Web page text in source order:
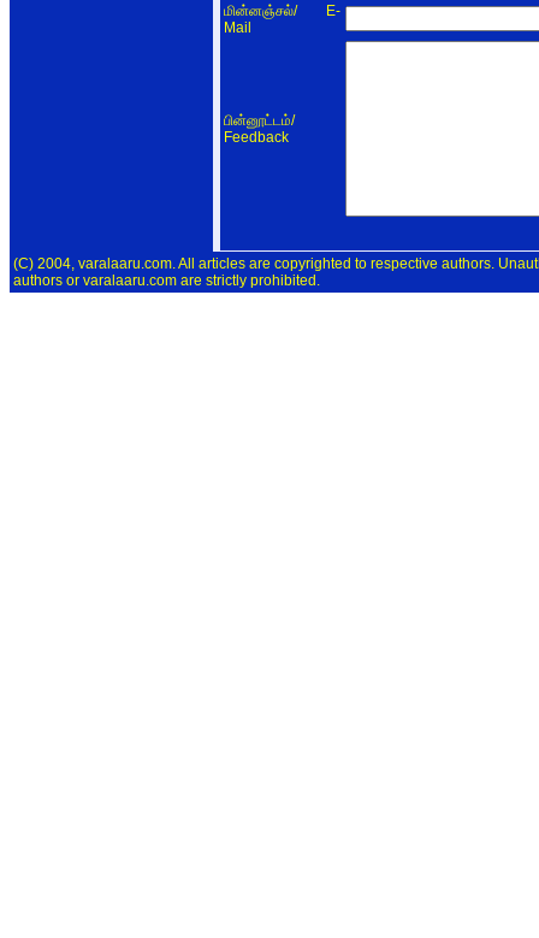
மின்னஞ்சல்/ E-
Mail
பின்னூட்டம்/
Feedback
(C) 2004, varalaaru.com. All articles are copyrighted to respective authors.
authors or varalaaru.com are strictly prohibited.